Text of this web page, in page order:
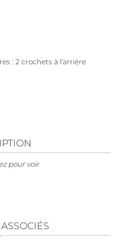
2 crochets à l'arrière
pour voir